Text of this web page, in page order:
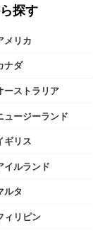
探す
メリカ
ナダ
ーストラリア
ュージーランド
ギリス
イルランド
ルタ
ィリピン